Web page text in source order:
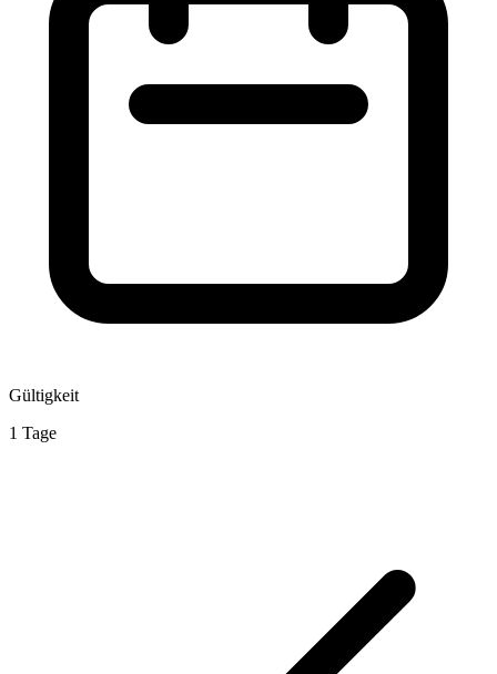
Gültigkeit
1 Tage